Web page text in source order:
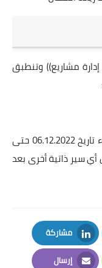
مشاريع)) وتنطبق
تستقبل السير الذاتية ابتداءً من يوم الثلاثاء تاريخ 06.12.2022 حتى
يتم استقبال أي سير ذاتية أخرى بعد
مشاركة
LinkedIn
إرسال